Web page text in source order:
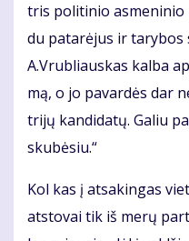
tris po­li­ti­nio
du pa­ta­rė­jus ir ta­ry­bos
A.Vrub­liaus­kas kal­ba
mą, o jo pa­var­dės dar
tri­jų kan­di­da­tų. Ga­liu
sku­bė­siu.“
Kol kas į at­sa­kin­gas
atstovai tik iš me­rų